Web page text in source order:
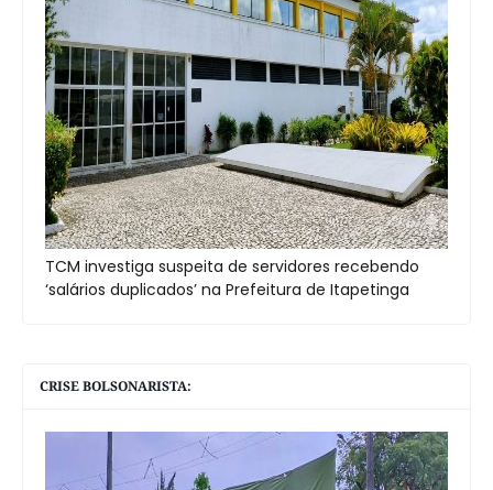
TCM investiga suspeita de servidores recebendo
‘salários duplicados’ na Prefeitura de Itapetinga
CRISE BOLSONARISTA: